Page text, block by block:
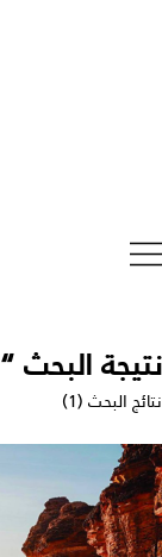
نتيجة البحث “
نتائج البحث (1)